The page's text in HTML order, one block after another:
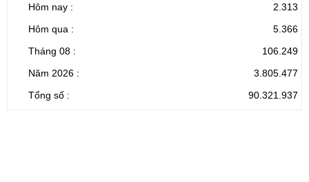
Hôm nay :
2.313
Hôm qua :
5.366
Tháng 08 :
106.249
Năm 2026 :
3.805.477
Tổng số :
90.321.937